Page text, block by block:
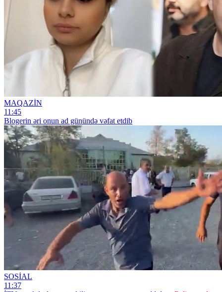
MAQAZİN
11:45
Blogerin əri onun ad günündə vəfat etdib
SOSİAL
11:37